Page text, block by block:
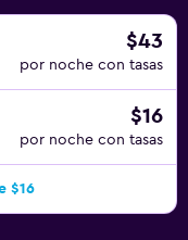
$43
por noche con tasas
$16
por noche con tasas
$16